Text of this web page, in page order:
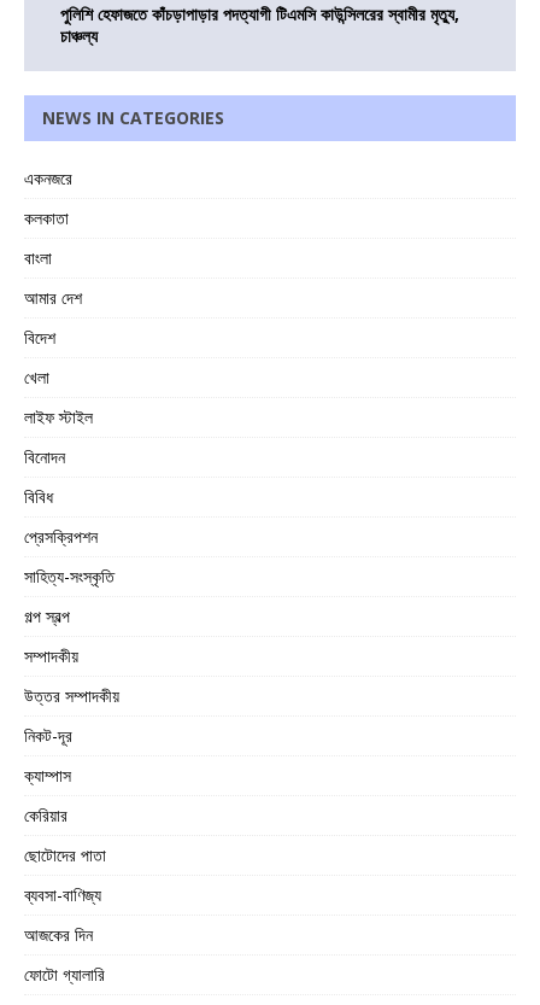
পুলিশি হেফাজতে কাঁচড়াপাড়ার পদত্যাগী টিএমসি কাউন্সিলরের স্বামীর মৃত্যু,
চাঞ্চল্য
NEWS IN CATEGORIES
একনজরে
কলকাতা
বাংলা
আমার দেশ
বিদেশ
খেলা
লাইফ স্টাইল
বিনোদন
বিবিধ
প্রেসক্রিপশন
সাহিত্য-সংস্কৃতি
গল্প স্বল্প
সম্পাদকীয়
উত্তর সম্পাদকীয়
নিকট-দূর
ক্যাম্পাস
কেরিয়ার
ছোটোদের পাতা
ব্যবসা-বাণিজ্য
আজকের দিন
ফোটো গ্যালারি